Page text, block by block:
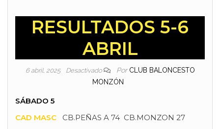
RESULTADOS 5-6
ABRIL
6 abril, 2025 Desactivado Por CLUB BALONCESTO
MONZÓN
SÁBADO 5
CAD MASC CB.PEÑAS A 74 CB.MONZON 27